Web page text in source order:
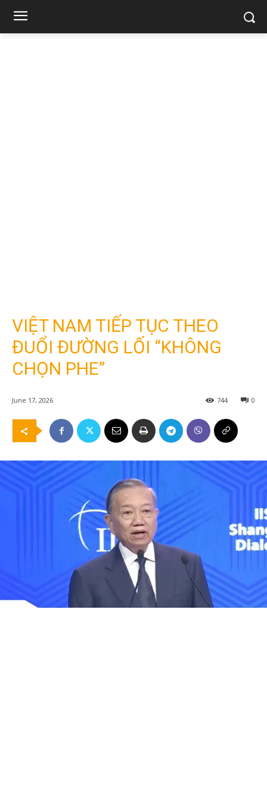
VIỆT NAM TIẾP TỤC THEO
ĐUỔI ĐƯỜNG LỐI “KHÔNG
CHỌN PHE”
June 17, 2026 0
744